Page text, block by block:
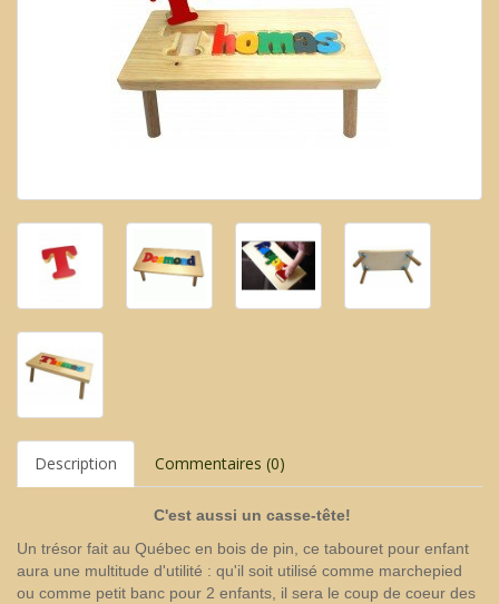
Description Commentaires (0)
C'est aussi un casse-tête!
Un trésor fait au Québec en bois de pin, ce tabouret pour enfant
aura une multitude d'utilité : qu'il soit utilisé comme marchepied
ou comme petit banc pour 2 enfants, il sera le coup de coeur des